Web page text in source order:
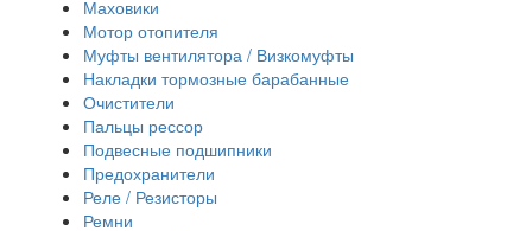
Маховики
Мотор отопителя
Муфты вентилятора / Визкомуфты
Накладки тормозные барабанные
Очистители
Пальцы рессор
Подвесные подшипники
Предохранители
Реле / Резисторы
Ремни